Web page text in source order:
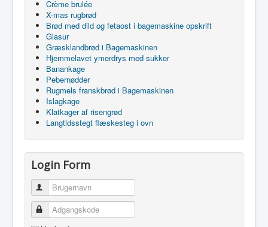
Crème brulée
X-mas rugbrød
Brød med dild og fetaost i bagemaskine opskrift
Glasur
Græsklandbrød i Bagemaskinen
Hjemmelavet ymerdrys med sukker
Banankage
Pebernødder
Rugmels franskbrød i Bagemaskinen
Islagkage
Klatkager af risengrød
Langtidsstegt flæskesteg i ovn
Login Form
Brugernavn
Adgangskode